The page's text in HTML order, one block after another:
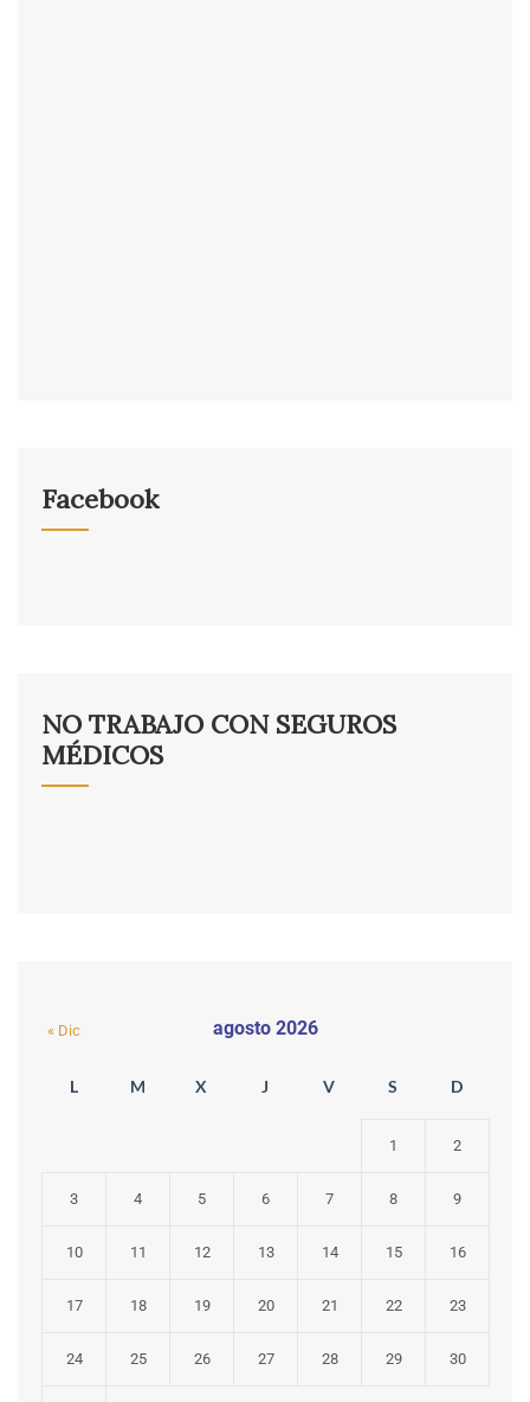
Facebook
NO TRABAJO CON SEGUROS
MÉDICOS
agosto 2026
L M X J V S D
1 2
3 4 5 6 7 8 9
10 11 12 13 14 15 16
17 18 19 20 21 22 23
24 25 26 27 28 29 30
« Dic